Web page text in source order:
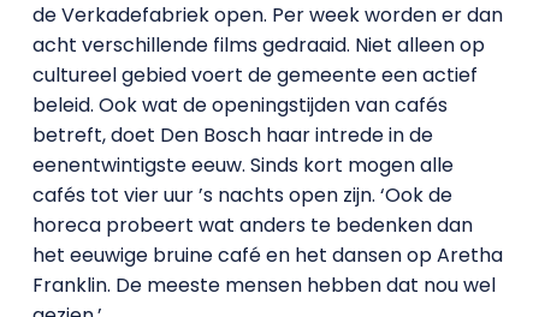
de Verkadefabriek open. Per week worden er dan
acht verschillende films gedraaid. Niet alleen op
cultureel gebied voert de gemeente een actief
beleid. Ook wat de openingstijden van cafés
betreft, doet Den Bosch haar intrede in de
eenentwintigste eeuw. Sinds kort mogen alle
cafés tot vier uur ’s nachts open zijn. ‘Ook de
horeca probeert wat anders te bedenken dan
het eeuwige bruine café en het dansen op Aretha
Franklin. De meeste mensen hebben dat nou wel